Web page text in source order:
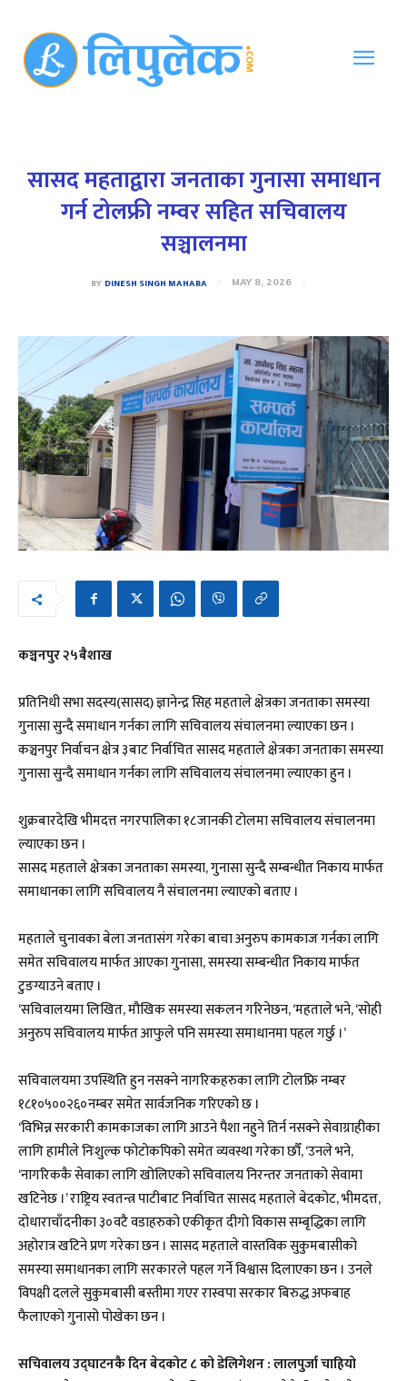
सासद महताद्वारा जनताका गुनासा समाधान
गर्न टोलफ्री नम्वर सहित सचिवालय
सञ्चालनमा
BY DINESH SINGH MAHARA MAY 8, 2026
कञ्चनपुर २५बैशाख
प्रतिनिधी सभा सदस्य(सासद) ज्ञानेन्द्र सिह महताले क्षेत्रका जनताका समस्या
गुनासा सुन्दै समाधान गर्नका लागि सचिवालय संचालनमा ल्याएका छन ।
कञ्चनपुर निर्वाचन क्षेत्र ३बाट निर्वाचित सासद महताले क्षेत्रका जनताका समस्या
गुनासा सुन्दै समाधान गर्नका लागि सचिवालय संचालनमा ल्याएका हुन ।
शुक्रबारदेखि भीमदत्त नगरपालिका १८जानकी टोलमा सचिवालय संचालनमा
ल्याएका छन ।
सासद महताले क्षेत्रका जनताका समस्या, गुनासा सुन्दै सम्बन्धीत निकाय मार्फत
समाधानका लागि सचिवालय नै संचालनमा ल्याएको बताए ।
महताले चुनावका बेला जनतासंग गरेका बाचा अनुरुप कामकाज गर्नका लागि
समेत सचिवालय मार्फत आएका गुनासा, समस्या सम्बन्धीत निकाय मार्फत
टुङग्याउने बताए ।
‘सचिवालयमा लिखित, मौखिक समस्या सकलन गरिनेछन, ‘महताले भने, ‘सोही
अनुरुप सचिवालय मार्फत आफुले पनि समस्या समाधानमा पहल गर्छु ।’
सचिवालयमा उपस्थिति हुन नसक्ने नागरिकहरुका लागि टोलफ्रि नम्बर
१८१०५००२६०नम्बर समेत सार्वजनिक गरिएको छ ।
‘विभिन्न सरकारी कामकाजका लागि आउने पैशा नहुने तिर्न नसक्ने सेवाग्राहीका
लागि हामीले निःशुल्क फोटोकपिको समेत व्यवस्था गरेका छौँ, ‘उनले भने,
‘नागरिककै सेवाका लागि खोलिएको सचिवालय निरन्तर जनताको सेवामा
खटिनेछ ।’ राष्ट्रिय स्वतन्त्र पाटीबाट निर्वाचित सासद महताले बेदकोट, भीमदत्त,
दोधाराचाँदनीका ३०वटै वडाहरुको एकीकृत दीगो विकास सम्बृद्धिका लागि
अहोरात्र खटिने प्रण गरेका छन । सासद महताले वास्तविक सुकुमबासीको
समस्या समाधानका लागि सरकारले पहल गर्ने विश्वास दिलाएका छन । उनले
विपक्षी दलले सुकुमबासी बस्तीमा गएर रास्वपा सरकार बिरुद्ध अफबाह
फैलाएको गुनासो पोखेका छन ।
सचिवालय उद्घाटनकै दिन बेदकोट ८ को डेलिगेशन : लालपुर्जा चाहियो